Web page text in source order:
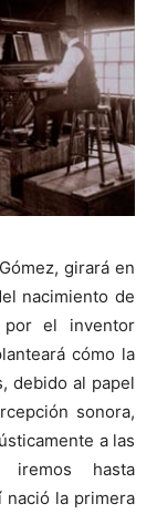
girará en
nacimiento de
el inventor
cómo la
debido al papel
sonora,
a las
iremos hasta
nació la primera